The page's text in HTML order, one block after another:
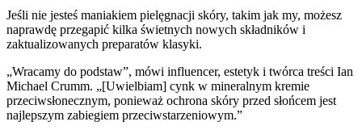
Jeśli nie jesteś maniakiem pielęgnacji skóry, takim jak my, możesz
naprawdę przegapić kilka świetnych nowych składników i
zaktualizowanych preparatów klasyki.
„Wracamy do podstaw”, mówi influencer, estetyk i twórca treści Ian
Michael Crumm. „[Uwielbiam] cynk w mineralnym kremie
przeciwsłonecznym, ponieważ ochrona skóry przed słońcem jest
najlepszym zabiegiem przeciwstarzeniowym.”